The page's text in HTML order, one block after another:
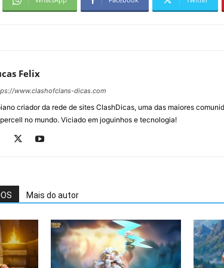
Felix
www.clashofclans-dicas.com
criador da rede de sites ClashDicas, uma das maiores
no mundo. Viciado em joguinhos e tecnologia!
Mais do autor